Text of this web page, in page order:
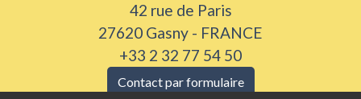
42 rue de Paris
27620 Gasny - FRANCE
+33 2 32 77 54 50
Contact par formulaire